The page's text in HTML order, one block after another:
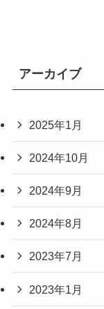
アーカイブ
2025年1月
2024年10月
2024年9月
2024年8月
2023年7月
2023年1月